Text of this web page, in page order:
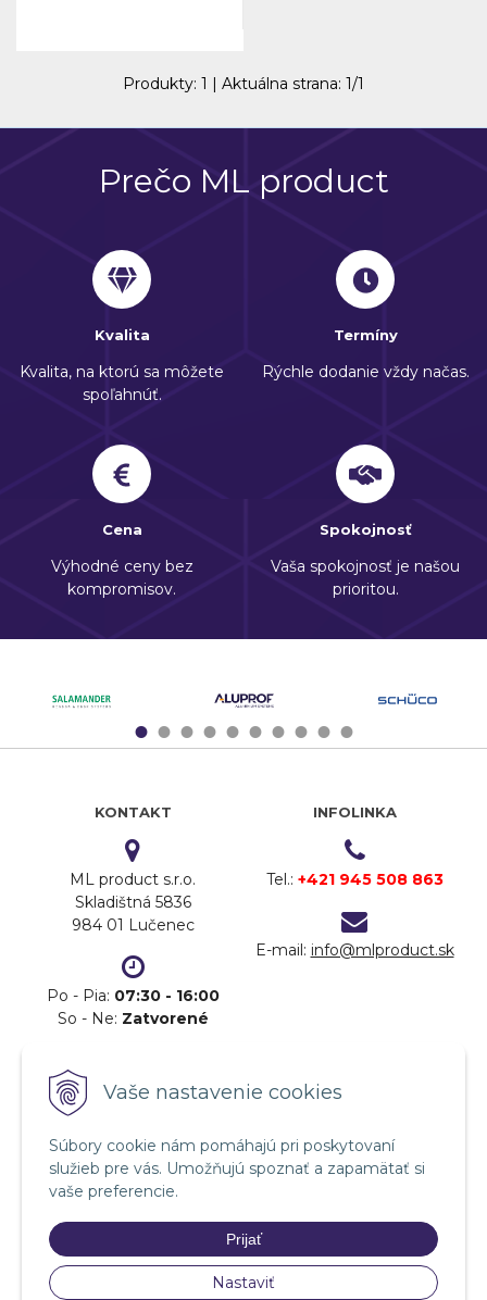
Vaše nastavenie cookies
Súbory cookie nám pomáhajú pri poskytovaní
služieb pre vás. Umožňujú spoznať a zapamätať si
vaše preferencie.
Prijať
Nastaviť
Produkty: 1 | Aktuálna strana: 1/1
Prečo ML product
Kvalita
Kvalita, na ktorú sa môžete
spoľahnúť.
Termíny
Rýchle dodanie vždy načas.
Cena
Výhodné ceny bez
kompromisov.
Spokojnosť
Vaša spokojnosť je našou
prioritou.
12345678910
KONTAKT
ML product s.r.o.
Skladištná 5836
984 01 Lučenec
Po - Pia: 07:30 - 16:00
So - Ne: Zatvorené
INFOLINKA
Tel.: +421 945 508 863
E-mail: info@mlproduct.sk